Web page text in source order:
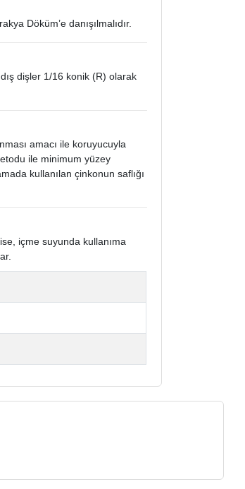
Döküm’e danışılmalıdır.
dişler 1/16 konik (R) olarak
amacı ile koruyucuyla
ile minimum yüzey
kullanılan çinkonun saflığı
içme suyunda kullanıma